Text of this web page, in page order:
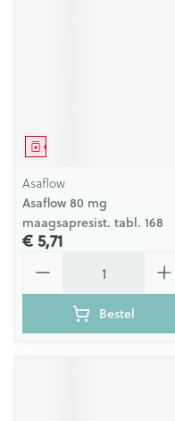
Geneesmiddel
Asaflow
Asaflow 80 mg
maagsapresist. tabl. 168
€ 5,71
Bestel